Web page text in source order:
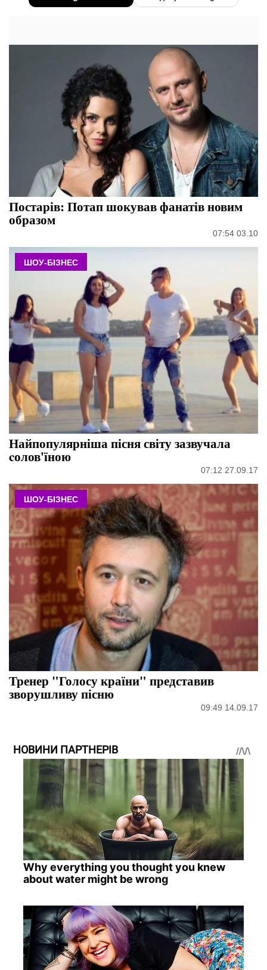
Постарів: Потап шокував фанатів новим
образом
07:54 03.10
ШОУ-БІЗНЕС
Найпопулярніша пісня світу зазвучала
cолов'їною
07:12 27.09.17
ШОУ-БІЗНЕС
Тренер "Голосу країни" представив
зворушливу пісню
09:49 14.09.17
НОВИНИ ПАРТНЕРІВ
Why everything you thought you knew
about water might be wrong